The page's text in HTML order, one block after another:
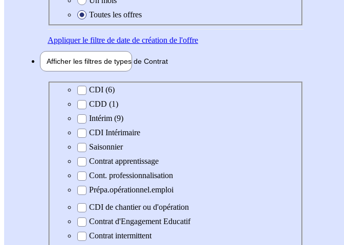
Toutes les offres
Appliquerle filtre de date de création de l'offre
Afficher les filtres de types de Contrat
Type de contrat
CDI (6)
CDD (1)
Intérim (9)
CDI Intérimaire
Saisonnier
Contrat apprentissage
Cont. professionnalisation
Prépa.opérationnel.emploi
CDI de chantier ou d'opération
Contrat d'Engagement Educatif
Contrat intermittent